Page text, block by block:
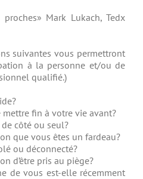
Mark Lukach, Tedx
suivantes vous permettront
à la personne et/ou de
qualifié.)
mettre fin à votre vie avant?
côté ou seul?
que vous êtes un fardeau?
ou déconnecté?
d’être pris au piège?
de vous est-elle récemment